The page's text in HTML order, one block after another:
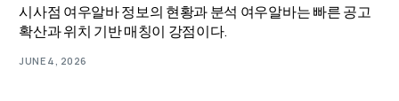
시사점 여우알바 정보의 현황과 분석 여우알바는 빠른 공고
확산과 위치 기반 매칭이 강점이다.
JUNE 4, 2026